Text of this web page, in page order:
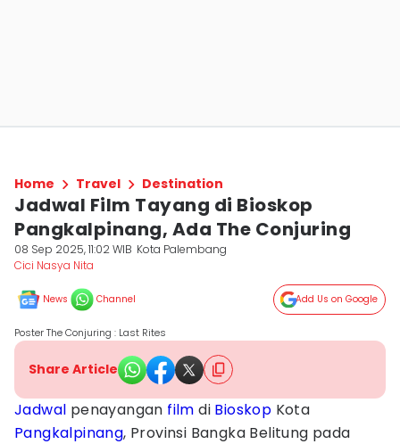
Home Travel Destination
Jadwal Film Tayang di Bioskop
Pangkalpinang, Ada The Conjuring
08 Sep 2025, 11:02 WIB Kota Palembang
Cici Nasya Nita
News Channel Add Us on Google
Poster The Conjuring : Last Rites
Share Article
Jadwal penayangan film di Bioskop Kota
Pangkalpinang, Provinsi Bangka Belitung pada